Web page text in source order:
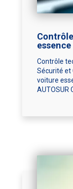
essence
Contrôle
Sécurité et
voiture
AUTOSUR